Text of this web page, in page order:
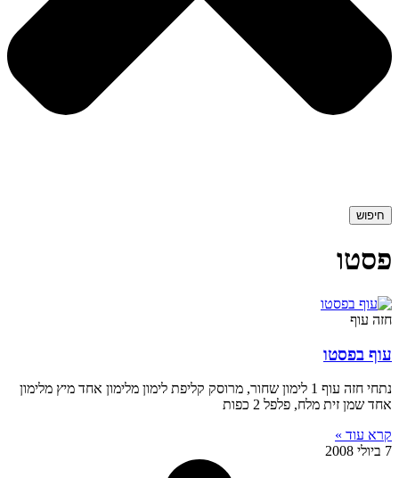
חיפוש
פסטו
חזה עוף
עוף בפסטו
נתחי חזה עוף 1 לימון שחור, מרוסק קליפת לימון מלימון אחד מיץ מלימון
אחד שמן זית מלח, פלפל 2 כפות
קרא עוד »
7 ביולי 2008